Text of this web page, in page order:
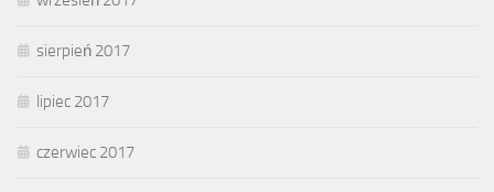
sierpień 2017
lipiec 2017
czerwiec 2017